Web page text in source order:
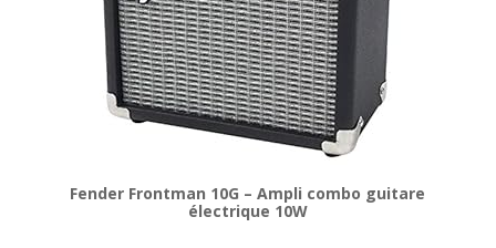
Fender Frontman 10G – Ampli combo guitare
électrique 10W